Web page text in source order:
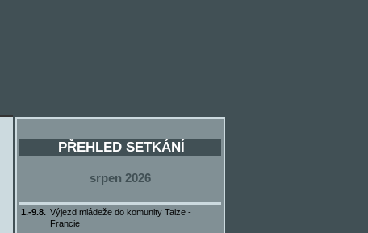
PŘEHLED SETKÁNÍ
srpen 2026
1.-9.8. Výjezd mládeže do komunity Taize -
Francie